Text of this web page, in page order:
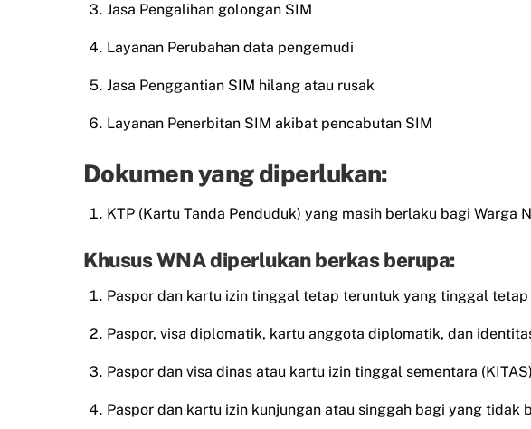
Jasa Pengalihan golongan SIM
Layanan Perubahan data pengemudi
Jasa Penggantian SIM hilang atau rusak
Layanan Penerbitan SIM akibat pencabutan SIM
Dokumen yang diperlukan:
KTP (Kartu Tanda Penduduk) yang masih berlaku bagi Warga
Khusus WNA diperlukan berkas berupa:
Paspor dan kartu izin tinggal tetap teruntuk yang tinggal tetap
Paspor, visa diplomatik, kartu anggota diplomatik, dan
Paspor dan visa dinas atau kartu izin tinggal sementara
Paspor dan kartu izin kunjungan atau singgah bagi yang tidak